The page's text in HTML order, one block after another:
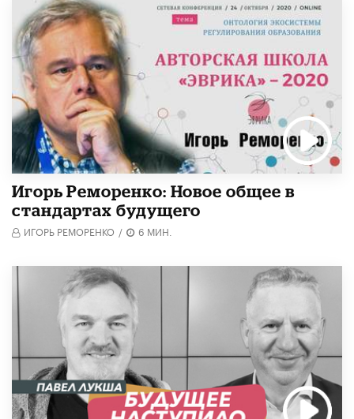
Игорь Реморенко: Новое общее в
стандартах будущего
ИГОРЬ РЕМОРЕНКО / 6 МИН.